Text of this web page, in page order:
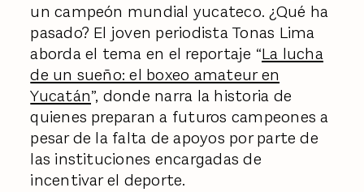
un campeón mundial yucateco. ¿Qué ha
pasado? El joven periodista Tonas Lima
aborda el tema en el reportaje “La lucha
de un sueño: el boxeo amateur en
Yucatán”, donde narra la historia de
quienes preparan a futuros campeones a
pesar de la falta de apoyos por parte de
las instituciones encargadas de
incentivar el deporte.